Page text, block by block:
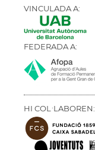
VINCULADA A:
FEDERADA A:
HI COL·LABOREN: